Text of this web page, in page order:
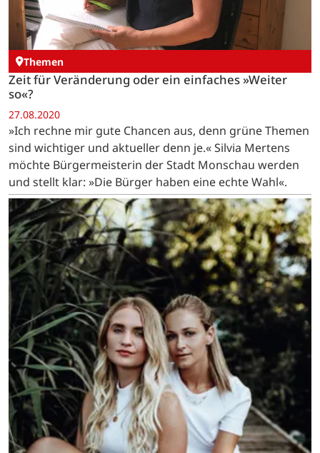
Themen
Zeit für Veränderung oder ein einfaches »Weiter
so«?
27.08.2020
»Ich rechne mir gute Chancen aus, denn grüne Themen
sind wichtiger und aktueller denn je.« Silvia Mertens
möchte Bürgermeisterin der Stadt Monschau werden
und stellt klar: »Die Bürger haben eine echte Wahl«.